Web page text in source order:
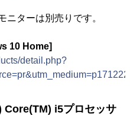
ターは別売りです。
10 Home]
detail.php?
Core(TM) i5プロセッサ